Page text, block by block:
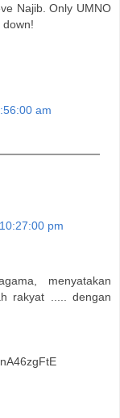
Najib. Only UMNO
am
pm
menyatakan
rakyat ..... dengan